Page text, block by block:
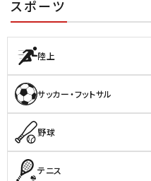
スポーツ
陸上
サッカー・フットサル
野球
テニス